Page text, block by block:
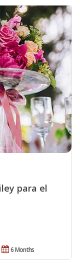
para el
6 Months